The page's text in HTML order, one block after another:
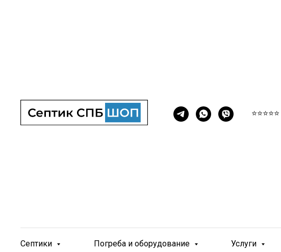
⭐⭐⭐⭐⭐
Септики Погреба и оборудование Услуги